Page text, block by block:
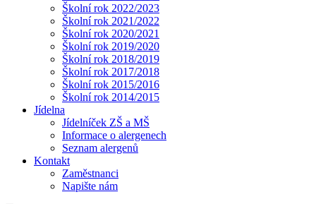
Školní rok 2022/2023
Školní rok 2021/2022
Školní rok 2020/2021
Školní rok 2019/2020
Školní rok 2018/2019
Školní rok 2017/2018
Školní rok 2015/2016
Školní rok 2014/2015
Jídelna
Jídelníček ZŠ a MŠ
Informace o alergenech
Seznam alergenů
Kontakt
Zaměstnanci
Napište nám